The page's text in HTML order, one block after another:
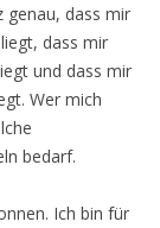
genau, dass mir
dass mir
und dass mir
Wer mich
bedarf.
Ich bin für